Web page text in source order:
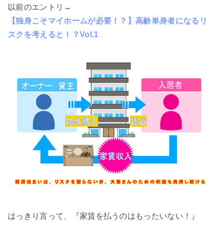
以前のエントリ→
【独身こそマイホームが必要！？】高齢単身者になるリ
スクを考えると！？Vol.1
はっきり言って、『家賃を払うのはもったいない！』